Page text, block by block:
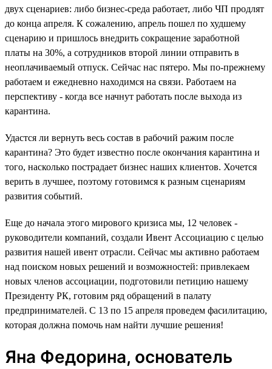
двух сценариев: либо бизнес-среда работает, либо ЧП продлят
до конца апреля. К сожалению, апрель пошел по худшему
сценарию и пришлось внедрить сокращение заработной
платы на 30%, а сотрудников второй линии отправить в
неоплачиваемый отпуск. Сейчас нас пятеро. Мы по-прежнему
работаем и ежедневно находимся на связи. Работаем на
перспективу - когда все начнут работать после выхода из
карантина.
Удастся ли вернуть весь состав в рабочий ражим после
карантина? Это будет известно после окончания карантина и
того, насколько пострадает бизнес наших клиентов. Хочется
верить в лучшее, поэтому готовимся к разным сценариям
развития событий.
Еще до начала этого мирового кризиса мы, 12 человек -
руководители компаний, создали Ивент Ассоциацию с целью
развития нашей ивент отрасли. Сейчас мы активно работаем
над поиском новых решений и возможностей: привлекаем
новых членов ассоциации, подготовили петицию нашему
Президенту РК, готовим ряд обращений в палату
предпринимателей. С 13 по 15 апреля проведем фасилитацию,
которая должна помочь нам найти лучшие решения!
Яна Федорина, основатель